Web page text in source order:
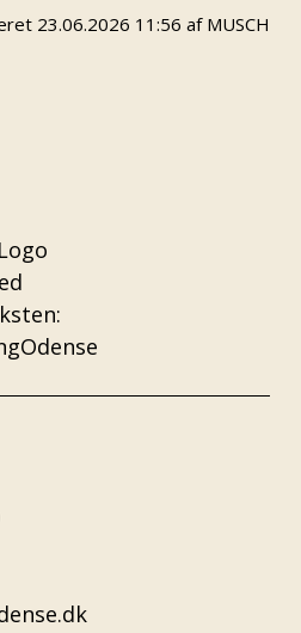
23.06.2026 11:56 af MUSCH